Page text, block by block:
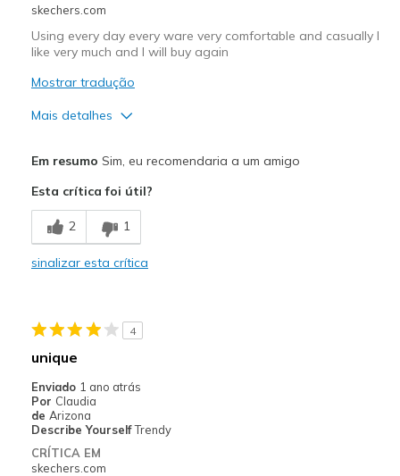
skechers.com
Using every day every ware very comfortable and casually I
like very much and I will buy again
Mostrar tradução
Mais detalhes
Contras
Wear Out Quickly
Feels true to width
Sizing
View On Shoes
Em resumo Sim, eu recomendaria a um amigo
Esta crítica foi útil?
2 1
sinalizar esta crítica
4
unique
Enviado 1 ano atrás
Por Claudia
de Arizona
Describe YourselfTrendy
CRÍTICA EM
skechers.com